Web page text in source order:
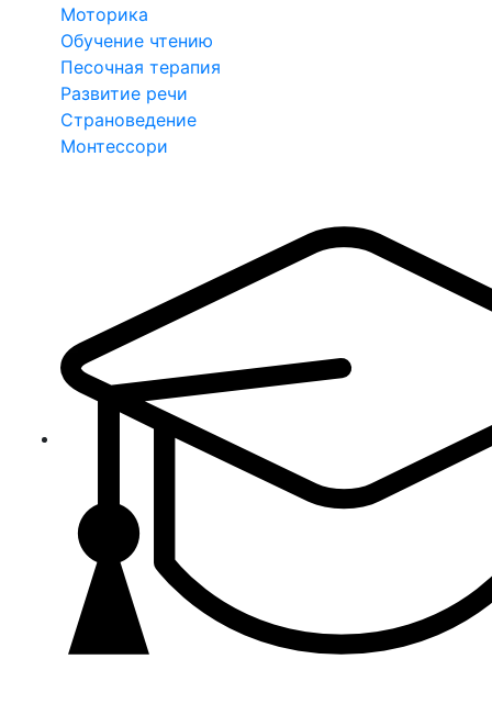
Моторика
Обучение чтению
Песочная терапия
Развитие речи
Страноведение
Монтессори